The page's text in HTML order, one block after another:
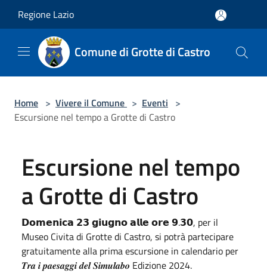
Regione Lazio
Comune di Grotte di Castro
Home > Vivere il Comune > Eventi >
Escursione nel tempo a Grotte di Castro
Escursione nel tempo
a Grotte di Castro
𝗗𝗼𝗺𝗲𝗻𝗶𝗰𝗮 𝟮𝟯 𝗴𝗶𝘂𝗴𝗻𝗼 𝗮𝗹𝗹𝗲 𝗼𝗿𝗲 𝟵.𝟯𝟬, per il
Museo Civita di Grotte di Castro, si potrà partecipare
gratuitamente alla prima escursione in calendario per
𝑻𝒓𝒂 𝒊 𝒑𝒂𝒆𝒔𝒂𝒈𝒈𝒊 𝒅𝒆𝒍 𝑺𝒊𝒎𝒖𝒍𝒂𝒃𝒐 Edizione 2024.